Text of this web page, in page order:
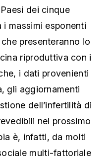
dei cinque
massimi esponenti
presenteranno lo
riproduttiva con i
i dati provenienti
gli aggiornamenti
dell’infertilità di
nel prossimo
è, infatti, da molti
multi-fattoriale